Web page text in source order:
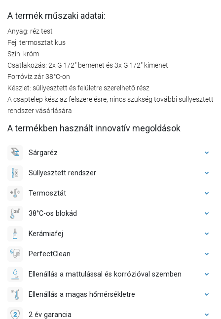
A termék műszaki adatai:
Anyag: réz test
Fej: termosztatikus
Szín: króm
Csatlakozás: 2x G 1/2" bemenet és 3x G 1/2" kimenet
Forróvíz zár 38°C-on
Készlet: süllyesztett és felületre szerelhető rész
A csaptelep kész az felszerelésre, nincs szükség további süllyesztett
rendszer vásárlására
A termékben használt innovatív megoldások
Sárgaréz
Süllyesztett rendszer
Termosztát
38°C-os blokád
Kerámiafej
PerfectClean
Ellenállás a mattulással és korrózióval szemben
Ellenállás a magas hőmérsékletre
2 év garancia